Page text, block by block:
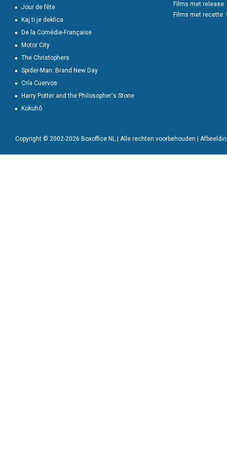
Jour de fête
Kaj ti je deklica
De la Comédie-Française
Motor City
The Christophers
Spider-Man: Brand New Day
Cría Cuervos
Harry Potter and the Philosopher's Stone
Kokuhô
Films met release:
Films met recette:
Copyright © 2002-2026 Boxoffice NL | Alle rechten voorbehouden |